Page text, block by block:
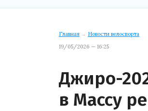
Главная → Новости велоспорта
19/05/2026 — 16:25
Джиро-
в Массу